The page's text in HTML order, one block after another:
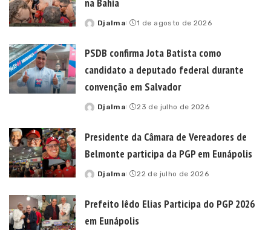
Posted
Djalma 1 de agosto de 2026
PSDB confirma Jota Batista como
candidato a deputado federal durante
convenção em Salvador
Posted
Djalma 23 de julho de 2026
Presidente da Câmara de Vereadores de
Belmonte participa da PGP em Eunápolis
Posted
Djalma 22 de julho de 2026
Prefeito Iêdo Elias Participa do PGP 2026
em Eunápolis